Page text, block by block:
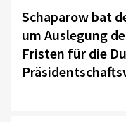
Schaparow bat
um Auslegung
Fristen für die